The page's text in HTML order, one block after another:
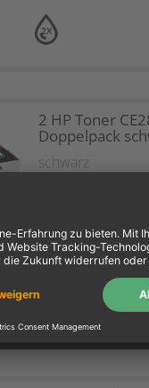
2X
2X
2 HP Toner
Doppelpack
schwarz
SPAREN?